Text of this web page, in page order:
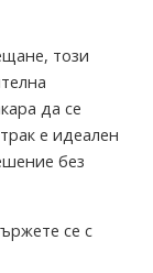
този
да се
е идеален
без
се с